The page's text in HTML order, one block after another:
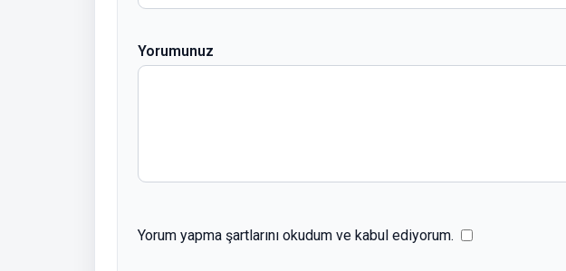
Yorumunuz
Yorum yapma şartlarını okudum ve kabul ediyorum.